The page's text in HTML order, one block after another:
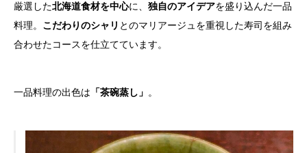
厳選した北海道食材を中心に、 独自のアイデアを盛り込んだ一品
料理。 こだわりのシャリ とのマリアージュを重視した寿司を組み
合わせたコースを仕立てています。
一品料理の出色は 「茶碗蒸し」 。